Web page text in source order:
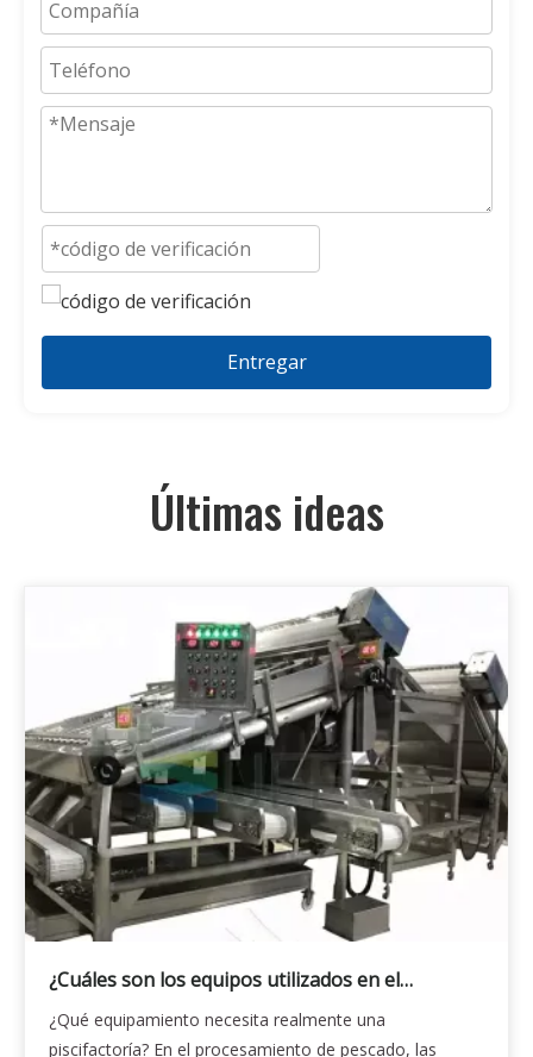
Entregar
Últimas ideas
¿Cuáles son los equipos utilizados en el
procesamiento de pescado?
¿Qué equipamiento necesita realmente una
piscifactoría? En el procesamiento de pescado, las